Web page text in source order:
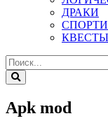
ДРАКИ
КВЕСТЫ
Apk mod